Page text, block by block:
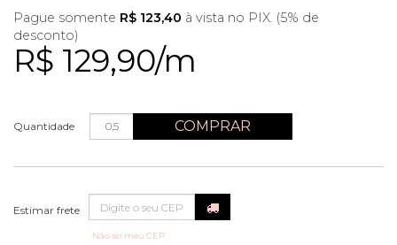
R$ 129,90/m
Pague somente R$ 123,40 à vista no PIX. (5% de
desconto)
Quantidade COMPRAR
Não sei meu CEP